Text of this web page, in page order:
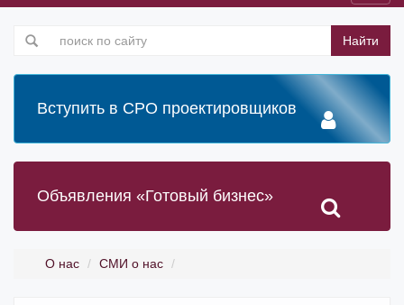
Найти
Вступить в СРО проектировщиков
Объявления «Готовый бизнес»
О нас СМИ о нас